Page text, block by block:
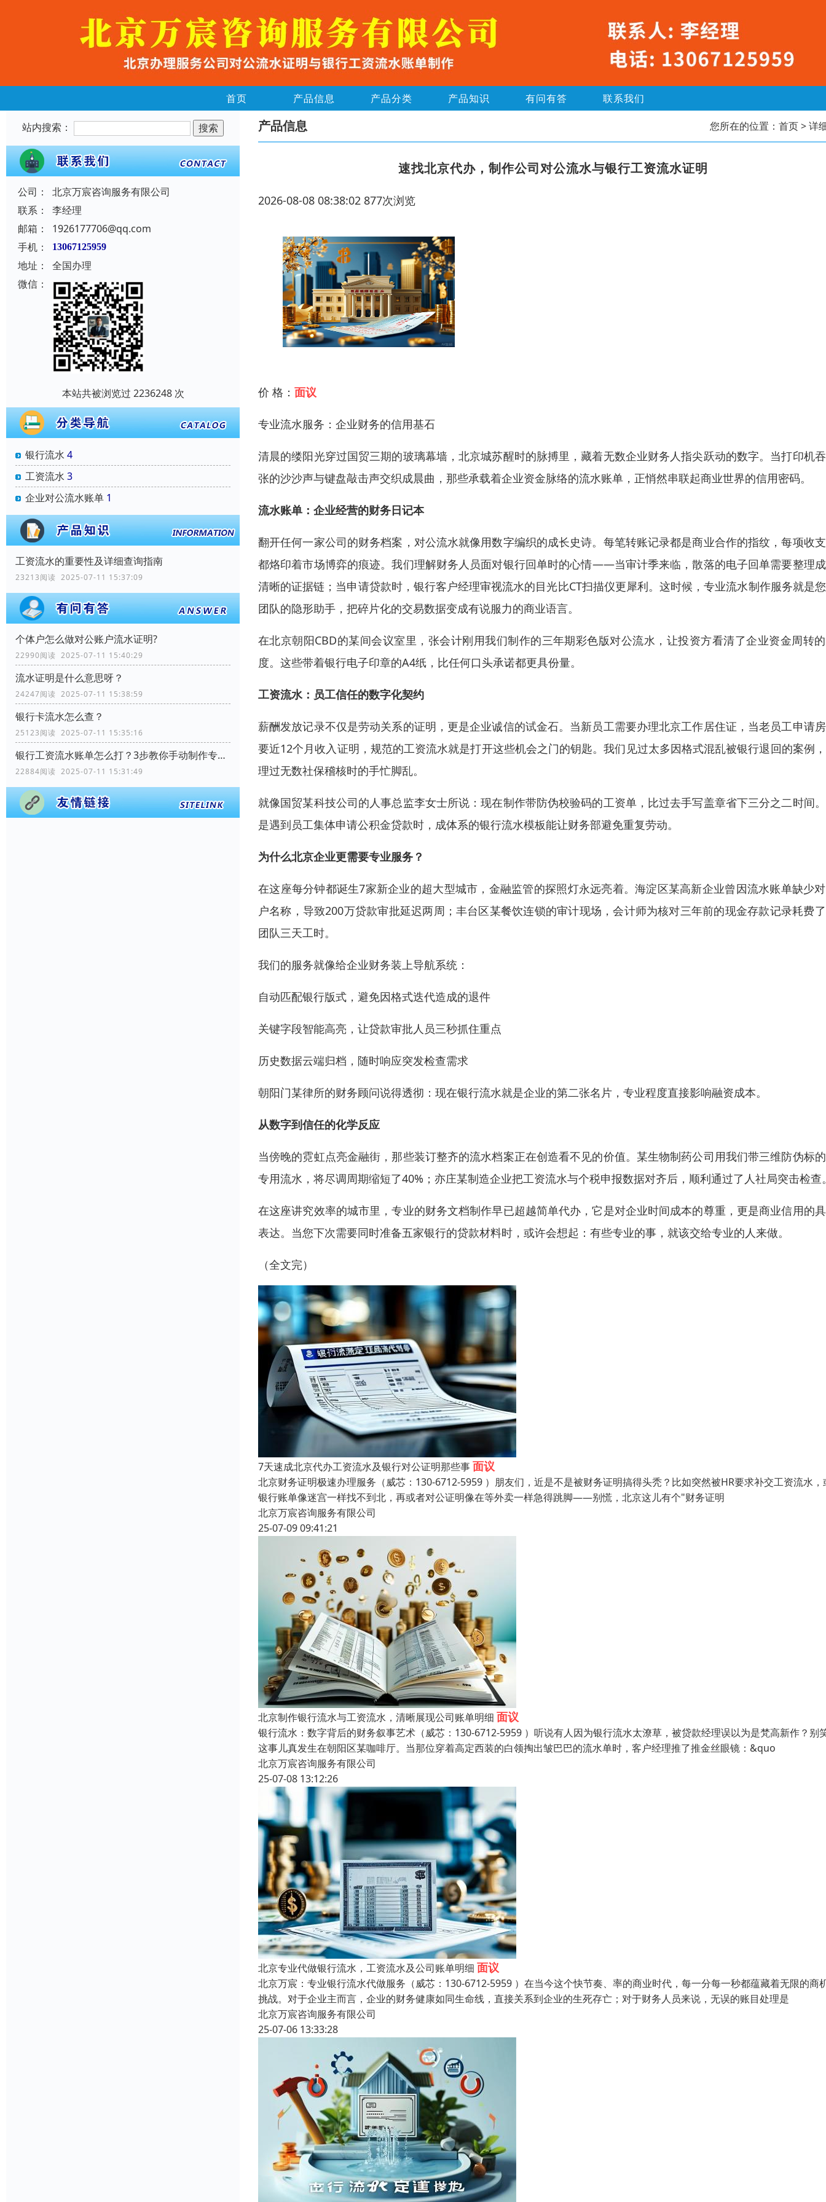
首页 产品信息 产品分类 产品知识 有问有答 联系我们
站内搜索：
公司：
北京万宸咨询服务有限公司
联系：
李经理
邮箱：
1926177706@qq.com
手机：
13067125959
地址：
全国办理
微信：
本站共被浏览过 2236248 次
银行流水 4
工资流水 3
企业对公流水账单 1
工资流水的重要性及详细查询指南
23213阅读 2025-07-11 15:37:09
个体户怎么做对公账户流水证明?
22990阅读 2025-07-11 15:40:29
流水证明是什么意思呀？
24247阅读 2025-07-11 15:38:59
银行卡流水怎么查？
25123阅读 2025-07-11 15:35:16
银行工资流水账单怎么打？3步教你手动制作专业记录
22884阅读 2025-07-11 15:31:49
产品信息 您所在的位置： 首页> 详
速找北京代办，制作公司对公流水与银行工资流水证明
2026-08-08 08:38:02 877次浏览
价 格： 面议
专业流水服务：企业财务的信用基石
清晨的缕阳光穿过国贸三期的玻璃幕墙，北京城苏醒时的脉搏里，藏着无数企业财务人指尖跃动的数字。当打印机
张的沙沙声与键盘敲击声交织成晨曲，那些承载着企业资金脉络的流水账单，正悄然串联起商业世界的信用密码。
流水账单：企业经营的财务日记本
翻开任何一家公司的财务档案，对公流水就像用数字编织的成长史诗。每笔转账记录都是商业合作的指纹，每项收
都烙印着市场博弈的痕迹。我们理解财务人员面对银行回单时的心情——当审计季来临，散落的电子回单需要整理
清晰的证据链；当申请贷款时，银行客户经理审视流水的目光比CT扫描仪更犀利。这时候，专业流水制作服务就是
团队的隐形助手，把碎片化的交易数据变成有说服力的商业语言。
在北京朝阳CBD的某间会议室里，张会计刚用我们制作的三年期彩色版对公流水，让投资方看清了企业资金周转
度。这些带着银行电子印章的A4纸，比任何口头承诺都更具份量。
工资流水：员工信任的数字化契约
薪酬发放记录不仅是劳动关系的证明，更是企业诚信的试金石。当新员工需要办理北京工作居住证，当老员工申请
要近12个月收入证明，规范的工资流水就是打开这些机会之门的钥匙。我们见过太多因格式混乱被银行退回的案例
理过无数社保稽核时的手忙脚乱。
就像国贸某科技公司的人事总监李女士所说：现在制作带防伪校验码的工资单，比过去手写盖章省下三分之二时间
是遇到员工集体申请公积金贷款时，成体系的银行流水模板能让财务部避免重复劳动。
为什么北京企业更需要专业服务？
在这座每分钟都诞生7家新企业的超大型城市，金融监管的探照灯永远亮着。海淀区某高新企业曾因流水账单缺少
户名称，导致200万贷款审批延迟两周；丰台区某餐饮连锁的审计现场，会计师为核对三年前的现金存款记录耗费
团队三天工时。
我们的服务就像给企业财务装上导航系统：
自动匹配银行版式，避免因格式迭代造成的退件
关键字段智能高亮，让贷款审批人员三秒抓住重点
历史数据云端归档，随时响应突发检查需求
朝阳门某律所的财务顾问说得透彻：现在银行流水就是企业的第二张名片，专业程度直接影响融资成本。
从数字到信任的化学反应
当傍晚的霓虹点亮金融街，那些装订整齐的流水档案正在创造看不见的价值。某生物制药公司用我们带三维防伪标
专用流水，将尽调周期缩短了40%；亦庄某制造企业把工资流水与个税申报数据对齐后，顺利通过了人社局突击检查
在这座讲究效率的城市里，专业的财务文档制作早已超越简单代办，它是对企业时间成本的尊重，更是商业信用的
表达。当您下次需要同时准备五家银行的贷款材料时，或许会想起：有些专业的事，就该交给专业的人来做。
（全文完）
7天速成北京代办工资流水及银行对公证明那些事面议
北京财务证明极速办理服务（威芯：130-6712-5959 ）朋友们，近是不是被财务证明搞得头秃？比如突然被HR要求补交工资流水，
银行账单像迷宫一样找不到北，再或者对公证明像在等外卖一样急得跳脚——别慌，北京这儿有个"财务证明
北京万宸咨询服务有限公司
25-07-09 09:41:21
北京制作银行流水与工资流水，清晰展现公司账单明细 面议
银行流水：数字背后的财务叙事艺术（威芯：130-6712-5959 ）听说有人因为银行流水太潦草，被贷款经理误以为是梵高新作？别
这事儿真发生在朝阳区某咖啡厅。当那位穿着高定西装的白领掏出皱巴巴的流水单时，客户经理推了推金丝眼镜：&quo
北京万宸咨询服务有限公司
25-07-08 13:12:26
北京专业代做银行流水，工资流水及公司账单明细 面议
北京万宸：专业银行流水代做服务（威芯：130-6712-5959 ）在当今这个快节奏、率的商业时代，每一分每一秒都蕴藏着无限的商
挑战。对于企业主而言，企业的财务健康如同生命线，直接关系到企业的生死存亡；对于财务人员来说，无误的账目处理是
北京万宸咨询服务有限公司
25-07-06 13:33:28